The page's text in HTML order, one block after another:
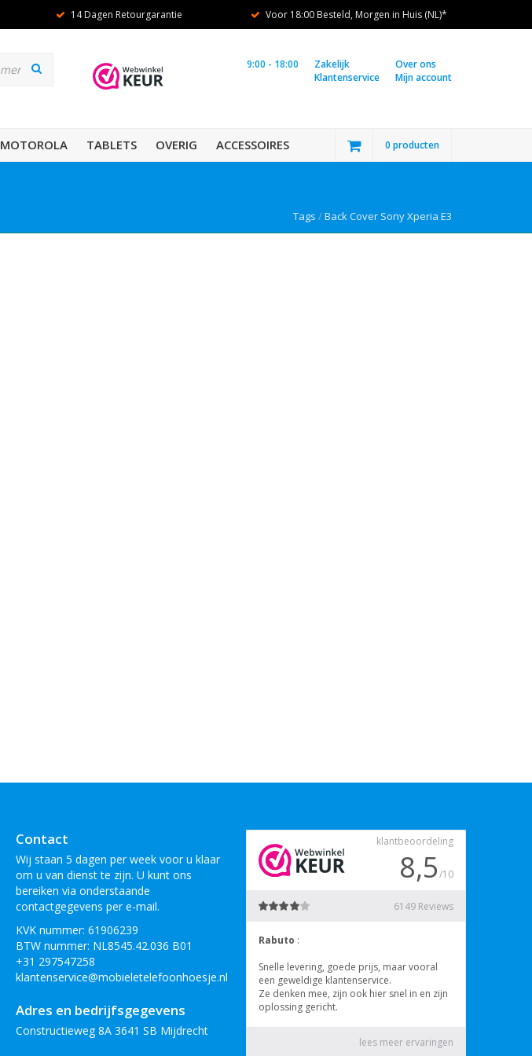
14 Dagen Retourgarantie Voor 18:00 Besteld, Morgen in Huis (NL)*
Over ons
Mijn account
Zakelijk
Klantenservice
9:00 - 18:00
MOTOROLA TABLETS OVERIG ACCESSOIRES 0 producten
Tags /Back Cover Sony Xperia E3
Contact
Wij staan 5 dagen per week voor u klaar
om u van dienst te zijn. U kunt ons
bereiken via onderstaande
contactgegevens per e-mail.
KVK nummer: 61906239
BTW nummer: NL8545.42.036 B01
+31 297547258
klantenservice@mobieletelefoonhoesje.nl
Adres en bedrijfsgegevens
Constructieweg 8A 3641 SB Mijdrecht